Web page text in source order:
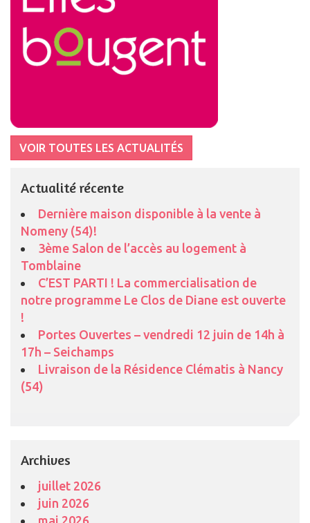
VOIR TOUTES LES ACTUALITÉS
Actualité récente
Dernière maison disponible à la vente à
Nomeny (54)!
3ème Salon de l’accès au logement à
Tomblaine
C’EST PARTI ! La commercialisation de
notre programme Le Clos de Diane est ouverte
!
Portes Ouvertes – vendredi 12 juin de 14h à
17h – Seichamps
Livraison de la Résidence Clématis à Nancy
(54)
Archives
juillet 2026
juin 2026
mai 2026